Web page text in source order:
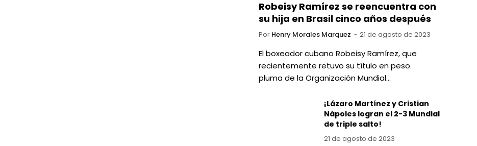
Robeisy Ramírez se reencuentra con
su hija en Brasil cinco años después
Por Henry Morales Marquez 21 de agosto de 2023
El boxeador cubano Robeisy Ramírez, que
recientemente retuvo su título en peso
pluma de la Organización Mundial…
¡Lázaro Martínez y Cristian
Nápoles logran el 2-3 Mundial
de triple salto!
21 de agosto de 2023